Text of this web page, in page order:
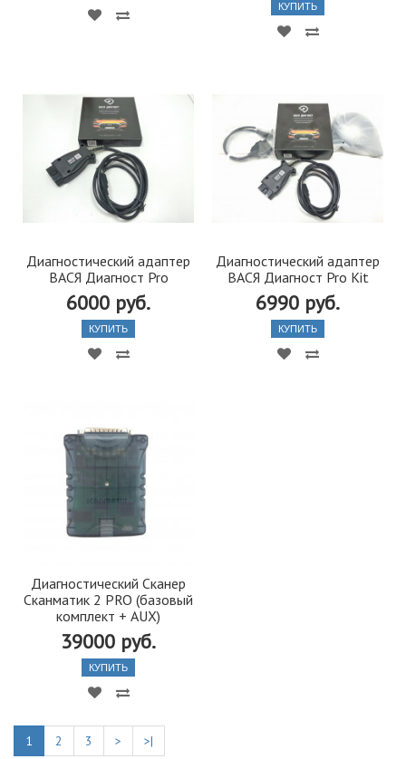
КУПИТЬ
Диагностический адаптер
ВАСЯ Диагност Pro
6000 руб.
КУПИТЬ
Диагностический адаптер
ВАСЯ Диагност Pro Kit
6990 руб.
КУПИТЬ
Диагностический Сканер
Сканматик 2 PRO (базовый
комплект + AUX)
39000 руб.
КУПИТЬ
1 2 3 >
>|